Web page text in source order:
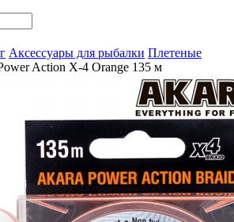
Аксессуары для рыбалки Плетеные
Action X-4 Orange 135 м